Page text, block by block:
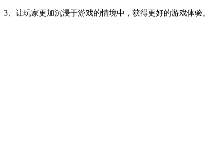
3、让玩家更加沉浸于游戏的情境中，获得更好的游戏体验。